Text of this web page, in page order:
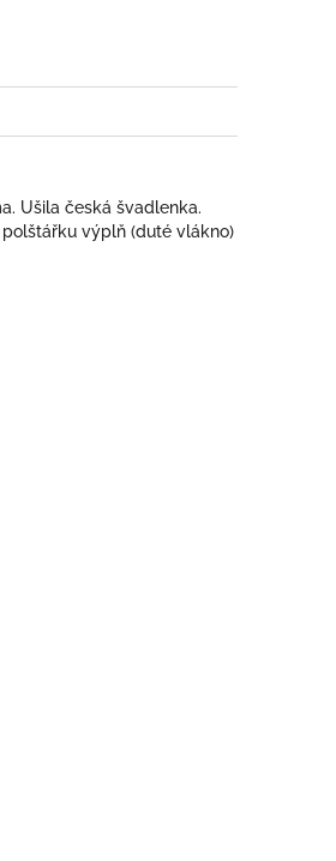
Ušila česká švadlenka.
výplň (duté vlákno)